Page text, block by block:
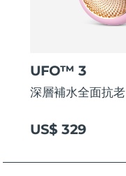
UFO™ 3
深層補水全面抗老
US$ 329